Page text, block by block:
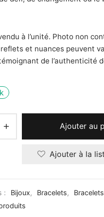
à l’unité. Photo non
et nuances peuvent
de l’authenticité
Ajouter au
Ajouter à la
: Bijoux, Bracelets,